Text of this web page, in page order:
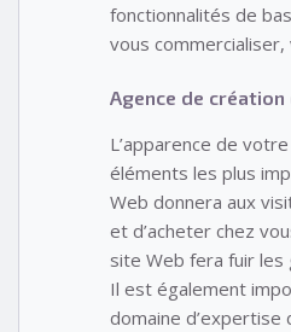
fonctionnalités de
vous
Agence de
L’apparence de
éléments les plus
Web donnera aux
et d’acheter chez
site Web fera fuir les
Il est également
domaine d’expertise